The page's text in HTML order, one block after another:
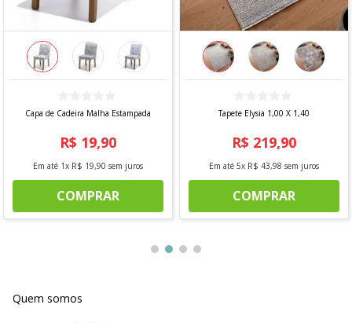
Capa de Cadeira Malha Estampada
R$ 19,90
Em até 1x R$ 19,90 sem juros
COMPRAR
Tapete Elysia 1,00 X 1,40
R$ 219,90
Em até 5x R$ 43,98 sem juros
COMPRAR
Quem somos